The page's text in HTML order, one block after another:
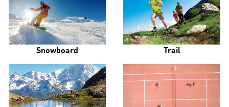
Snowboard Trail